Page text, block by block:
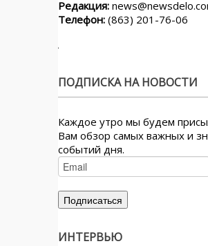
Редакция:
Телефон: (863) 201-76-06
ПОДПИСКА НА НОВОСТИ
Каждое утро мы будем
Вам обзор самых важных и
событий дня.
ИНТЕРВЬЮ